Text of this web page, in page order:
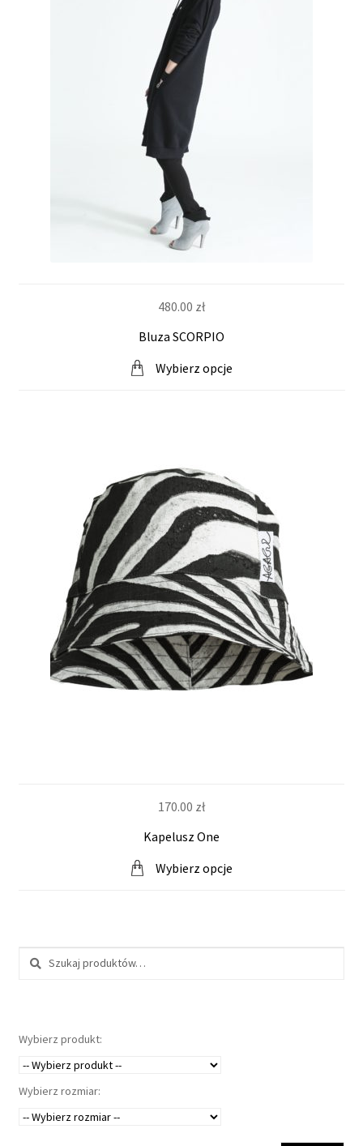
Wybierz opcje
480.00 zł
Bluza SCORPIO
Wybierz opcje
170.00 zł
Kapelusz One
Szukaj:
Wybierz produkt:
Wybierz rozmiar: